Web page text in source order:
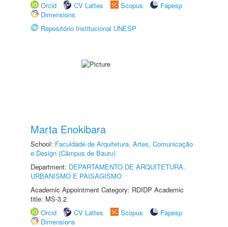
Orcid
CV Lattes Scopus
Fapesp
Dimensions
Repositório Institucional UNESP
Marta Enokibara
School: Faculdade de Arquitetura, Artes, Comunicação
e Design (Câmpus de Bauru)
Department: DEPARTAMENTO DE ARQUITETURA,
URBANISMO E PAISAGISMO
Academic Appointment Category: RDIDP Academic
title: MS-3.2
Orcid
CV Lattes Scopus
Fapesp
Dimensions